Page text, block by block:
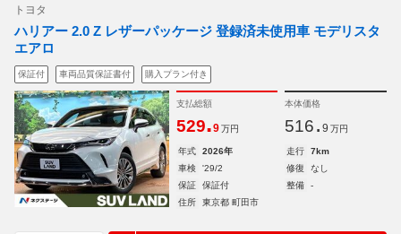
トヨタ
ハリアー 2.0 Z レザーパッケージ 登録済未使用車 モデリスタ
エアロ
保証付 車両品質保証書付 購入プラン付き
支払総額
529.9 万円
本体価格
516. 9 万円
年式 2026年 走行
7km
車検
'29/2 修復
なし
保証
保証付 整備
-
住所
東京都 町田市